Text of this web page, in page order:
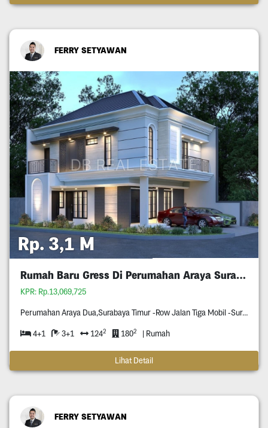
FERRY SETYAWAN
Rp. 3,1 M
Rumah Baru Gress Di Perumahan Araya Surabaya
KPR: Rp.13,069,725
Perumahan Araya Dua,Surabaya Timur -Row Jalan Tiga Mobil -Surat Shm -Hook (Hadap Selatan & Barat)
4+1 3+1 1242 1802 | Rumah
Lihat Detail
FERRY SETYAWAN